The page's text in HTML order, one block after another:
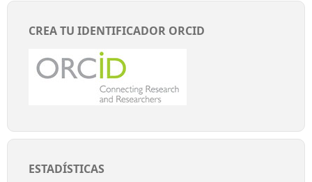
CREA TU IDENTIFICADOR ORCID
ESTADÍSTICAS